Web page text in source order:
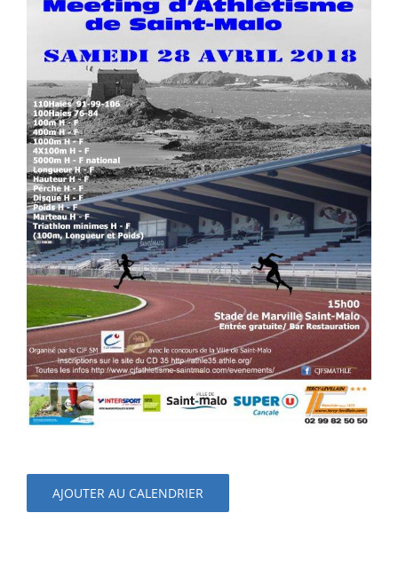
AJOUTER AU CALENDRIER